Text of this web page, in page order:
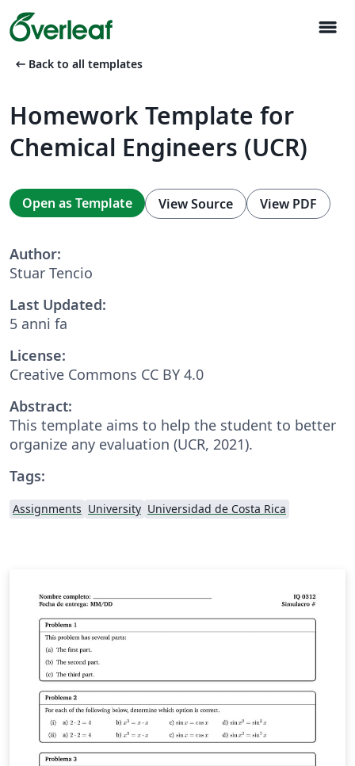
menu
arrow_left_alt Back to all templates
Homework Template for
Chemical Engineers (UCR)
Open as Template View Source View PDF
Author:
Stuar Tencio
Last Updated:
5 anni fa
License:
Creative Commons CC BY 4.0
Abstract:
This template aims to help the student to better
organize any evaluation (UCR, 2021).
Tags:
Assignments University Universidad de Costa Rica